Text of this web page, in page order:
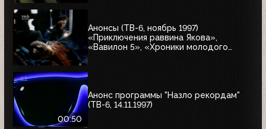
Анонсы (ТВ-6, ноябрь 1997)
«Приключения раввина Якова»,
«Вавилон 5», «Хроники молодого
00:50
Анонс программы "Назло рекордам"
(ТВ-6, 14.11.1997)